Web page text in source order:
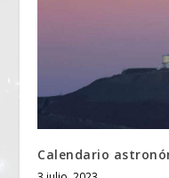
Calendario